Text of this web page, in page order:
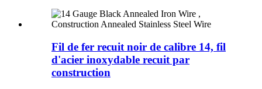
Fil de fer recuit noir de calibre 14, fil
d'acier inoxydable recuit par
construction